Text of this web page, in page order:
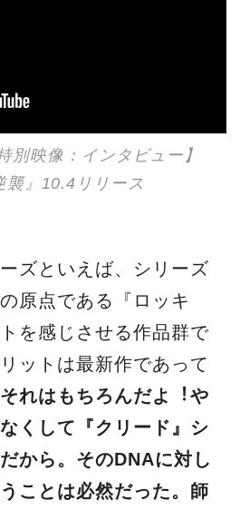
別映像：インタビュー】
襲』10.4リリース
ズといえば、シリーズ
原点である『ロッキ
を感じさせる作品群で
ットは最新作であって
それはもちろんだよ︕や
くして『クリード』シ
から。そのDNAに対し
ことは必然だった。師